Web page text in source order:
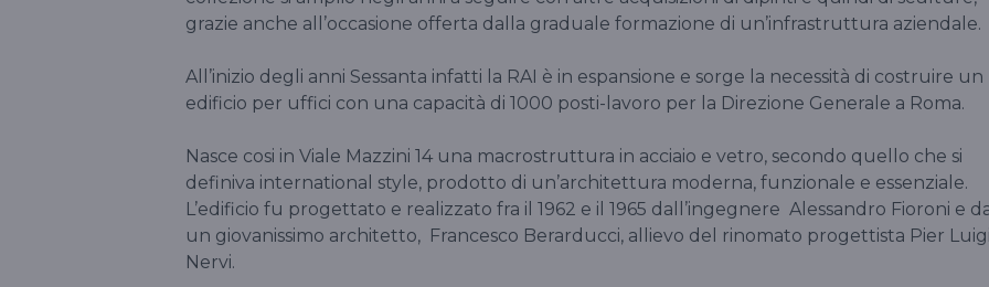
grazie anche all’occasione offerta dalla graduale formazione di un’infrastruttura aziendale.
All’inizio degli anni Sessanta infatti la RAI è in espansione e sorge la necessità di costruire un
edificio per uffici con una capacità di 1000 posti-lavoro per la Direzione Generale a Roma.
Nasce cosi in Viale Mazzini 14 una macrostruttura in acciaio e vetro, secondo quello che si
definiva international style, prodotto di un’architettura moderna, funzionale e essenziale.
L’edificio fu progettato e realizzato fra il 1962 e il 1965 dall’ingegnere Alessandro Fioroni e
un giovanissimo architetto, Francesco Berarducci, allievo del rinomato progettista Pier Luigi
Nervi.